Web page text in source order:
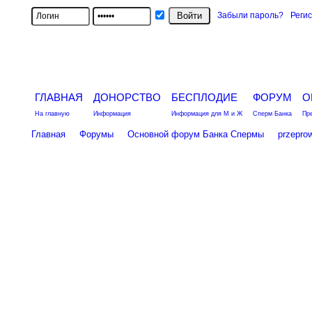
Забыли пароль?
ГЛАВНАЯ
На главную
ДОНОРСТВО
Информация
БЕСПЛОДИЕ
Информация для М и Ж
ФОРУМ
Сперм Банка
Главная Форумы Основной форум Банка Спермы